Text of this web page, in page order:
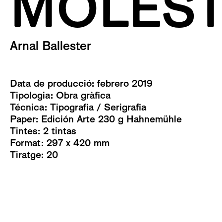
Arnal Ballester
Data de producció: febrero 2019
Tipologia: Obra gràfica
Técnica: Tipografia/ Serigrafia
Paper: Edición Arte 230 g Hahnemühle
Tintes: 2 tintas
Format: 297 x 420 mm
Tiratge: 20